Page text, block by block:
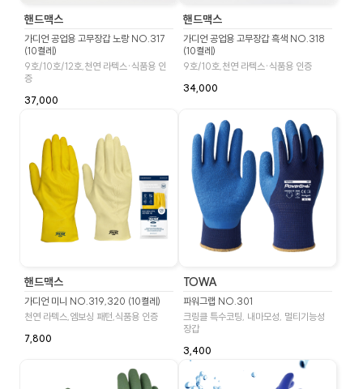
핸드맥스
가디언 공업용 고무장갑 노랑 NO.317
(10켤레)
9호/10호/12호,천연 라텍스·식품용 인
증
37,000
핸드맥스
가디언 공업용 고무장갑 흑색 NO.318
(10켤레)
9호/10호,천연 라텍스·식품용 인증
34,000
핸드맥스
가디언 미니 NO.319,320 (10켤레)
천연 라텍스,엠보싱 패턴,식품용 인증
7,800
TOWA
파워그랩 NO.301
크링클 특수코팅, 내마모성, 멀티기능성
장갑
3,400